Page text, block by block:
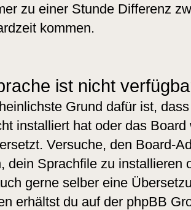
zu einer Stunde Differenz
kommen.
ist nicht
Grund dafür ist,
installiert hat oder das
Versuche, den Board-
dein Sprachfile zu installieren
gerne selber eine
erhältst du auf der phpBB